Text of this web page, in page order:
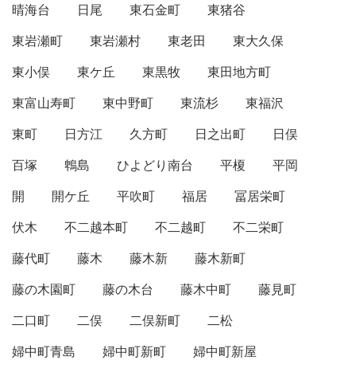
晴海台 日尾 東石金町
東猪谷
東岩瀬町
東岩瀬村 東老田
東大久保
東小俣
東ケ丘 東黒牧
東田地方町
東富山寿町
東中野町 東流杉
東福沢
東町
日方江 久方町 日之出町
日俣
百塚
鵯島 ひよどり南台 平榎
平岡
開
開ケ丘 平吹町 福居
冨居栄町
伏木
不二越本町 不二越町
不二栄町
藤代町
藤木 藤木新
藤木新町
藤の木園町
藤の木台 藤木中町
藤見町
二口町
二俣 二俣新町
二松
婦中町青島
婦中町新町
婦中町新屋